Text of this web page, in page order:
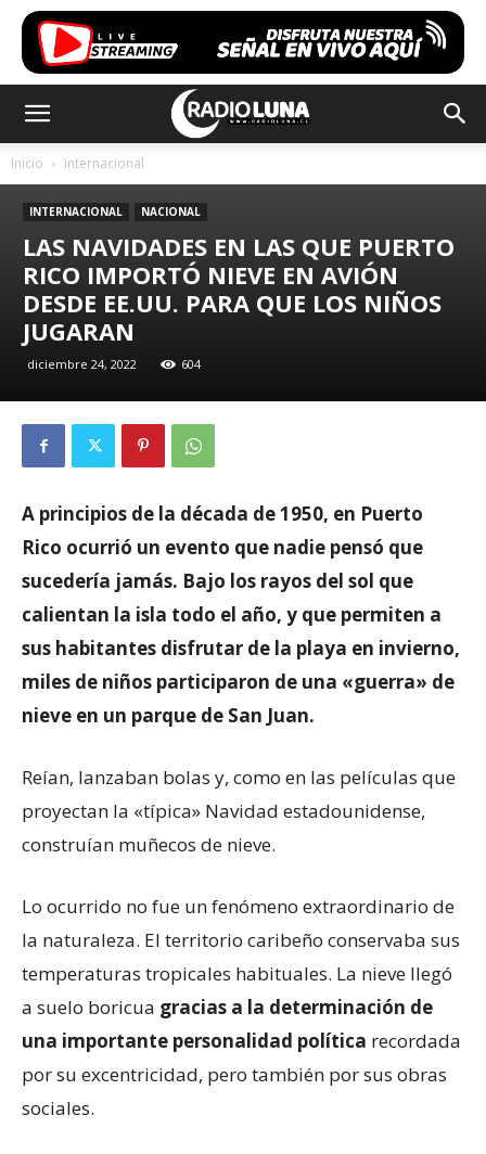
Inicio Internacional
INTERNACIONAL NACIONAL
LAS NAVIDADES EN LAS QUE PUERTO
RICO IMPORTÓ NIEVE EN AVIÓN
DESDE EE.UU. PARA QUE LOS NIÑOS
JUGARAN
diciembre 24, 2022 604
A principios de la década de 1950, en Puerto
Rico ocurrió un evento que nadie pensó que
sucedería jamás. Bajo los rayos del sol que
calientan la isla todo el año, y que permiten a
sus habitantes disfrutar de la playa en invierno,
miles de niños participaron de una «guerra» de
nieve en un parque de San Juan.
Reían, lanzaban bolas y, como en las películas que
proyectan la «típica» Navidad estadounidense,
construían muñecos de nieve.
Lo ocurrido no fue un fenómeno extraordinario de
la naturaleza. El territorio caribeño conservaba sus
temperaturas tropicales habituales. La nieve llegó
a suelo boricua gracias a la determinación de
una importante personalidad política recordada
por su excentricidad, pero también por sus obras
sociales.